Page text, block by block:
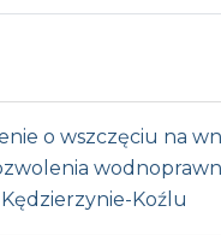
o wszczęciu na
Kędzierzynie-Koźlu